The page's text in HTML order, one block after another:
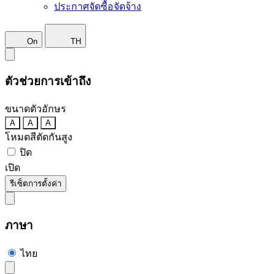
ประกาศจัดซื้อจัดจ้าง
On TH
ตัวช่วยการเข้าถึง
ขนาดตัวอักษร
A A A
โหมดสีตัดกันสูง
ปิด
เปิด
รีเซ็ตการตั้งค่า
ภาษา
ไทย